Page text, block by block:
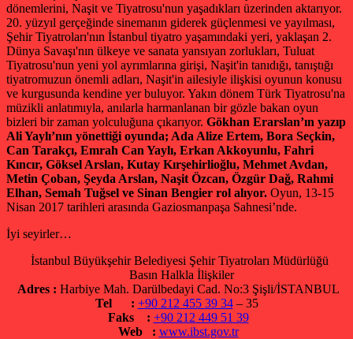
dönemlerini, Naşit ve Tiyatrosu'nun yaşadıkları üzerinden aktarıyor.
20. yüzyıl gerçeğinde sinemanın giderek güçlenmesi ve yayılması,
Şehir Tiyatroları'nın İstanbul tiyatro yaşamındaki yeri, yaklaşan 2.
Dünya Savaşı'nın ülkeye ve sanata yansıyan zorlukları, Tuluat
Tiyatrosu'nun yeni yol ayrımlarına girişi, Naşit'in tanıdığı, tanıştığı
tiyatromuzun önemli adları, Naşit'in ailesiyle ilişkisi oyunun konusu
ve kurgusunda kendine yer buluyor. Yakın dönem Türk Tiyatrosu'na
müzikli anlatımıyla, anılarla harmanlanan bir gözle bakan oyun
bizleri bir zaman yolculuğuna çıkarıyor. Gökhan Erarslan’ın yazıp
Ali Yaylı’nın yönettiği oyunda; Ada Alize Ertem, Bora Seçkin,
Can Tarakçı, Emrah Can Yaylı, Erkan Akkoyunlu, Fahri
Kıncır, Göksel Arslan, Kutay Kırşehirlioğlu, Mehmet Avdan,
Metin Çoban, Şeyda Arslan, Naşit Özcan, Özgür Dağ, Rahmi
Elhan, Semah Tuğsel ve Sinan Bengier rol alıyor. Oyun, 13-15
Nisan 2017 tarihleri arasında Gaziosmanpaşa Sahnesi’nde.
İyi seyirler…
İstanbul Büyükşehir Belediyesi Şehir Tiyatroları Müdürlüğü
Basın Halkla İlişkiler
Adres : Harbiye Mah. Darülbedayi Cad. No:3 Şişli/İSTANBUL
Tel : +90 212 455 39 34– 35
Faks : +90 212 449 51 39
Web : www.ibst.gov.tr